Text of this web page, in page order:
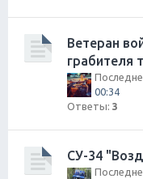
Ветеран
грабителя
00:34
Ответы: 3
СУ-34